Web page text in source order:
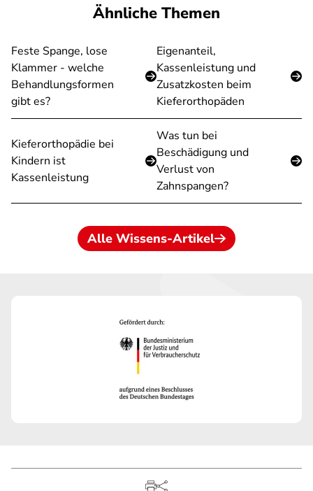
Ähnliche Themen
Feste Spange, lose
Klammer - welche
Behandlungsformen
gibt es?
Eigenanteil,
Kassenleistung und
Zusatzkosten beim
Kieferorthopäden
Kieferorthopädie bei
Kindern ist
Kassenleistung
Was tun bei
Beschädigung und
Verlust von
Zahnspangen?
Alle Wissens-Artikel